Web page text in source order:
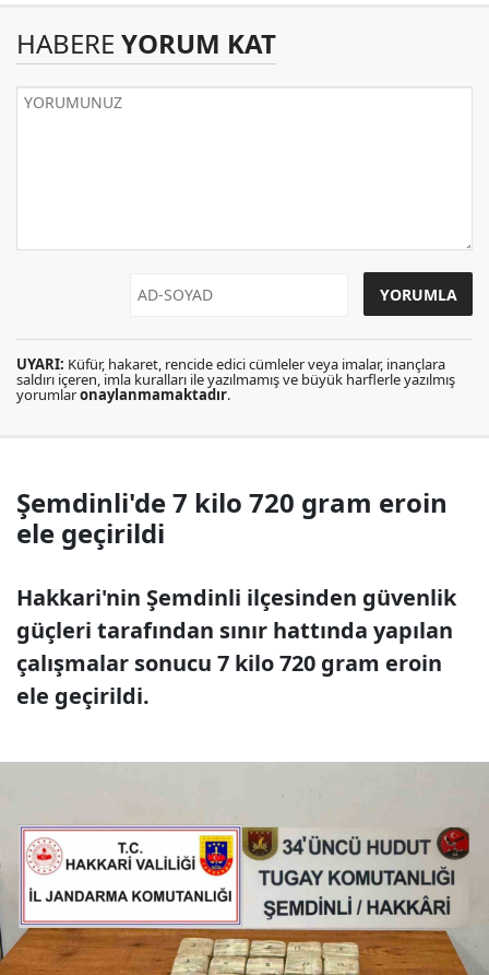
HABERE YORUM KAT
UYARI: Küfür, hakaret, rencide edici cümleler veya imalar, inançlara
saldırı içeren, imla kuralları ile yazılmamış ve büyük harflerle yazılmış
yorumlaronaylanmamaktadır.
Şemdinli'de 7 kilo 720 gram eroin
ele geçirildi
Hakkari'nin Şemdinli ilçesinden güvenlik
güçleri tarafından sınır hattında yapılan
çalışmalar sonucu 7 kilo 720 gram eroin
ele geçirildi.